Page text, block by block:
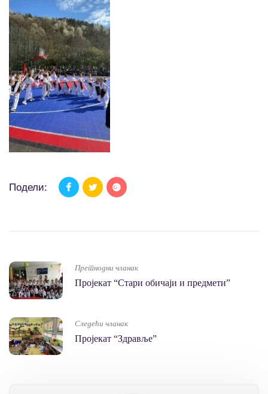
Подели:
Претнодни чланак
Пројекат “Стари обичаји и предмети”
Следећи чланак
Пројекат “Здравље”